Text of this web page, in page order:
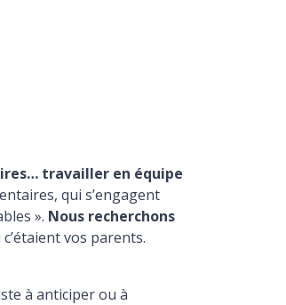
travailler en équipe
qui s’engagent
». Nous recherchons
vos parents.
à anticiper ou à